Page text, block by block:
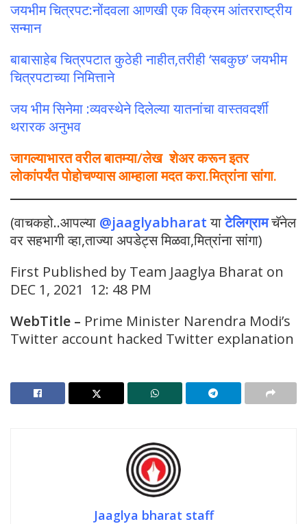
जयभीम चित्रपट:नोंदवला आणखी एक विक्रम आंतरराष्ट्रीय
सन्मान
बाबासाहेब चित्रपटात कुठेही नाहीत,तरीही ‘सबकुछ’ जयभीम
चित्रपटाच्या निमित्ताने
जय भीम सिनेमा :व्यवस्थेने दिलेल्या यातनांचा वास्तवदर्शी
थरारक अनुभव
जागल्याभारत वरील बातम्या/लेख शेअर करून इतर
लोकांपर्यंत पोहोचण्यास आम्हाला मदत करा.मित्रांना सांगा.
(वाचकहो..आपल्या @jaaglyabharat याटेलिग्रामचॅनेल
वर सहभागी व्हा,ताज्या अपडेट्स मिळवा,मित्रांना सांगा)
First Published by Team Jaaglya Bharat on
DEC 1, 2021 12: 48 PM
WebTitle – Prime Minister Narendra Modi’s
Twitter account hacked Twitter explanation
Jaaglya bharat staff